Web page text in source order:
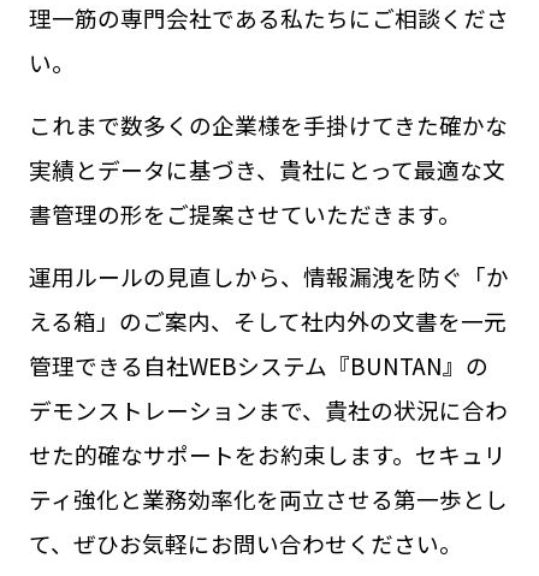
理一筋の専門会社である私たちにご相談くださ
い。
これまで数多くの企業様を手掛けてきた確かな
実績とデータに基づき、貴社にとって最適な文
書管理の形をご提案させていただきます。
運用ルールの見直しから、情報漏洩を防ぐ「か
える箱」のご案内、そして社内外の文書を一元
管理できる自社WEBシステム『BUNTAN』の
デモンストレーションまで、貴社の状況に合わ
せた的確なサポートをお約束します。セキュリ
ティ強化と業務効率化を両立させる第一歩とし
て、ぜひお気軽にお問い合わせください。